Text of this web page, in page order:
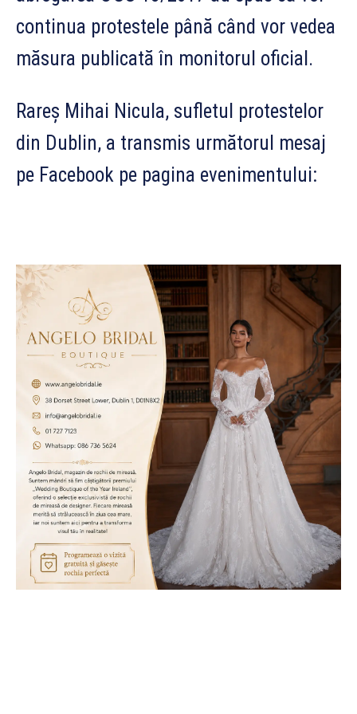
continua protestele până când vor vedea
măsura publicată în monitorul oficial.
Rareș Mihai Nicula, sufletul protestelor
din Dublin, a transmis următorul mesaj
pe Facebook pe pagina evenimentului: